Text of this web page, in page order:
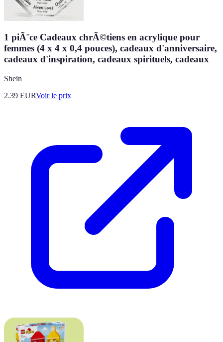
1 piÃ¨ce Cadeaux chrÃ©tiens en acrylique pour
femmes (4 x 4 x 0,4 pouces), cadeaux d'anniversaire,
cadeaux d'inspiration, cadeaux spirituels, cadeaux
Shein
2.39 EURVoir le prix